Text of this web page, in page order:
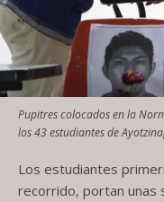
Pupitres colocados en la
los 43 estudiantes de
Los estudiantes
recorrido, portan unas